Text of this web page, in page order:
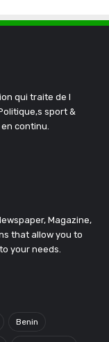
qui traite de l
sport &
continu.
Magazine,
that allow you to
your needs.
Benin